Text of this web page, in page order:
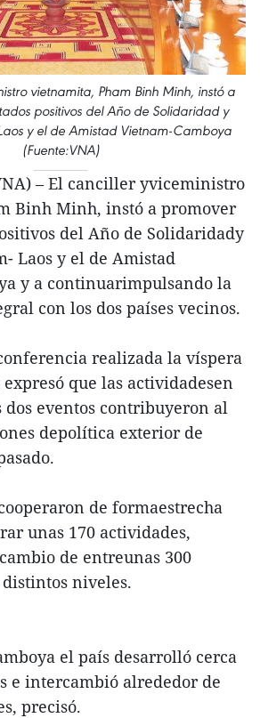
vietnamita, Pham Binh Minh, instó a
positivos del Año de Solidaridad y
y el de Amistad Vietnam-Camboya
(Fuente:VNA)
– El canciller yviceministro
Binh Minh, instó a promover
del Año de Solidaridady
Laos y el de Amistad
y a continuarimpulsando la
con los dos países vecinos.
realizada la víspera
que las actividadesen
dos eventos contribuyeron al
depolítica exterior de
de formaestrecha
unas 170 actividades,
de entreunas 300
niveles.
el país desarrolló cerca
e intercambió alrededor de
precisó.